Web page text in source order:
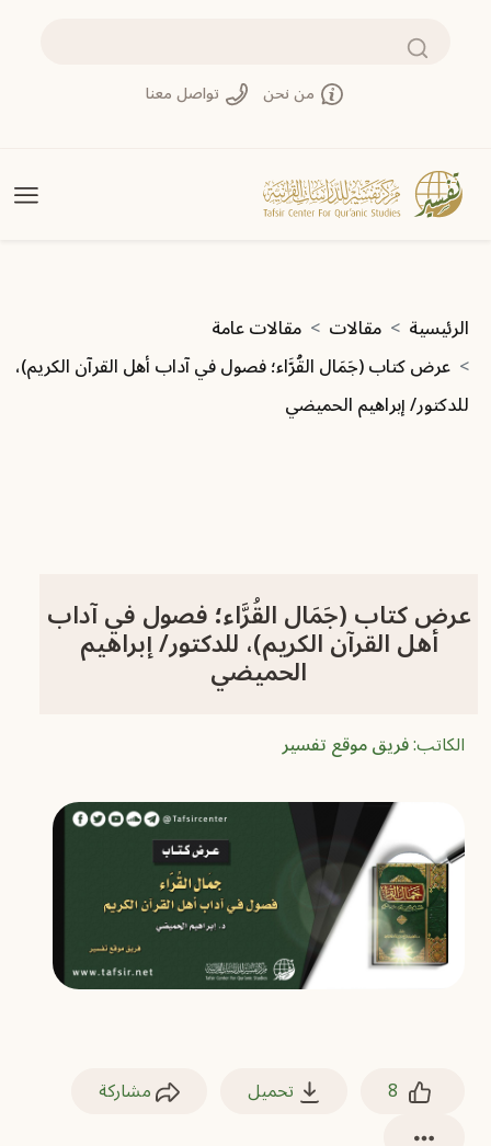
بحث
من نحن تواصل معنا
مسار التنقل
الرئيسية مقالات
مقالات عامة
عرض كتاب (جَمَال القُرَّاء؛ فصول في آداب أهل القرآن الكريم)،
للدكتور/ إبراهيم الحميضي
عرض كتاب (جَمَال القُرَّاء؛ فصول في آداب
أهل القرآن الكريم)، للدكتور/ إبراهيم
الحميضي
الكاتب:فريق موقع تفسير
8 تحميل مشاركة